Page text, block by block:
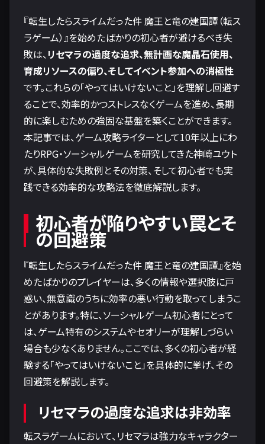
『転生したらスライムだった件 魔王と竜の建国譚（転ス
ラゲーム）』を始めたばかりの初心者が避けるべき失
敗は、 リセマラの過度な追求、無計画な魔晶石使用、
育成リソースの偏り、そしてイベント参加への消極性
です。これらの「やってはいけないこと」を理解し回避す
ることで、効率的かつストレスなくゲームを進め、長期
的に楽しむための強固な基盤を築くことができます。
本記事では、ゲーム攻略ライターとして10年以上にわ
たりRPG・ソーシャルゲームを研究してきた神崎ユウト
が、具体的な失敗例とその対策、そして初心者でも実
践できる効率的な攻略法を徹底解説します。
初心者が陥りやすい罠とそ
の回避策
『転生したらスライムだった件 魔王と竜の建国譚』を始
めたばかりのプレイヤーは、多くの情報や選択肢に戸
惑い、無意識のうちに効率の悪い行動を取ってしまうこ
とがあります。特に、ソーシャルゲーム初心者にとって
は、ゲーム特有のシステムやセオリーが理解しづらい
場合も少なくありません。ここでは、多くの初心者が経
験する「やってはいけないこと」を具体的に挙げ、その
回避策を解説します。
リセマラの過度な追求は非効率
転スラゲームにおいて、リセマラは強力なキャラクター